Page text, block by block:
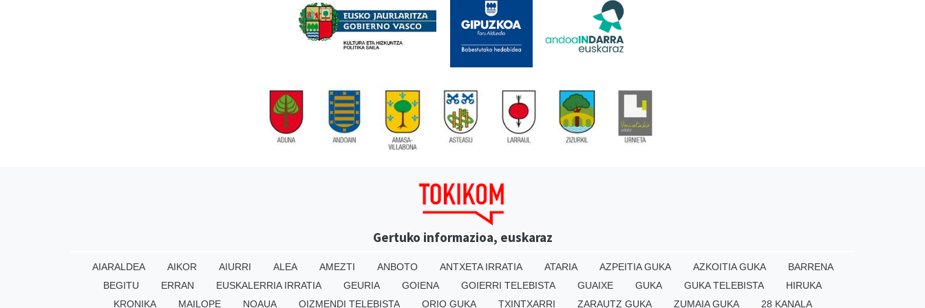
Gertuko informazioa, euskaraz
AIARALDEA AIKOR AIURRI ALEA AMEZTI ANBOTO ANTXETA IRRATIA ATARIA AZPEITIA GUKA AZKOITIA GUKA
BARRENA
BEGITU
ERRAN EUSKALERRIA IRRATIA GEURIA GOIENA GOIERRI TELEBISTA GUAIXE GUKA GUKA TELEBISTA
HIRUKA
KRONIKA
MAILOPE NOAUA OIZMENDI TELEBISTA ORIO GUKA TXINTXARRI ZARAUTZ GUKA ZUMAIA GUKA 28 KANALA